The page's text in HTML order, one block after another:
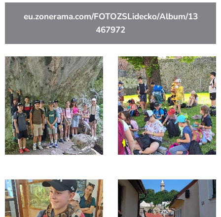
eu.zonerama.com/FOTOZSLidecko/Album/13
467972